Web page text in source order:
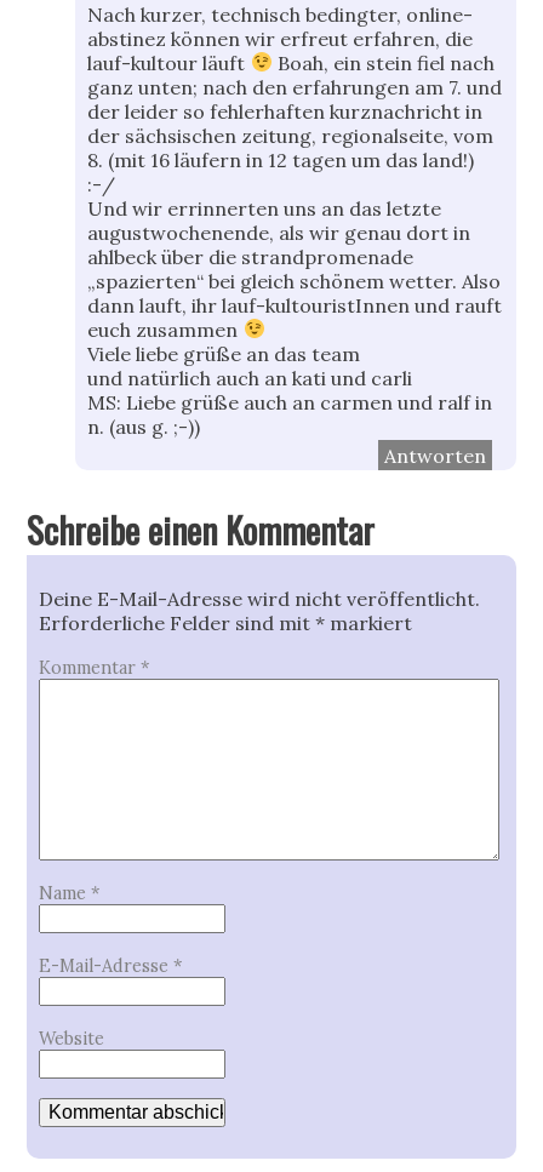
Nach kurzer, technisch bedingter, online-
abstinez können wir erfreut erfahren, die
lauf-kultour läuft
Boah, ein stein fiel nach
ganz unten; nach den erfahrungen am 7. und
der leider so fehlerhaften kurznachricht in
der sächsischen zeitung, regionalseite, vom
8. (mit 16 läufern in 12 tagen um das land!)
:-/
Und wir errinnerten uns an das letzte
augustwochenende, als wir genau dort in
ahlbeck über die strandpromenade
„spazierten“ bei gleich schönem wetter. Also
dann lauft, ihr lauf-kultouristInnen und rauft
euch zusammen
Viele liebe grüße an das team
und natürlich auch an kati und carli
MS: Liebe grüße auch an carmen und ralf in
n. (aus g. ;-))
Antworten
Schreibe einen Kommentar
Deine E-Mail-Adresse wird nicht veröffentlicht.
Erforderliche Felder sind mit* markiert
Kommentar*
Name*
E-Mail-Adresse*
Website